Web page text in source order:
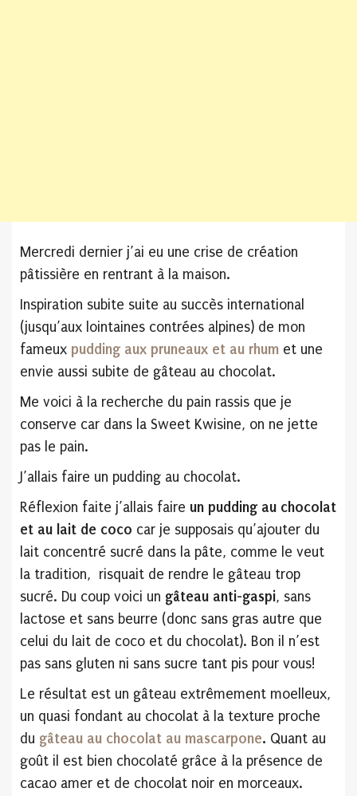
Mercredi dernier j’ai eu une crise de création
pâtissière en rentrant à la maison.
Inspiration subite suite au succès international
(jusqu’aux lointaines contrées alpines) de mon
fameux pudding aux pruneaux et au rhum et une
envie aussi subite de gâteau au chocolat.
Me voici à la recherche du pain rassis que je
conserve car dans la Sweet Kwisine, on ne jette
pas le pain.
J’allais faire un pudding au chocolat.
Réflexion faite j’allais faire un pudding au chocolat
et au lait de coco car je supposais qu’ajouter du
lait concentré sucré dans la pâte, comme le veut
la tradition, risquait de rendre le gâteau trop
sucré. Du coup voici un gâteau anti-gaspi, sans
lactose et sans beurre (donc sans gras autre que
celui du lait de coco et du chocolat). Bon il n’est
pas sans gluten ni sans sucre tant pis pour vous!
Le résultat est un gâteau extrêmement moelleux,
un quasi fondant au chocolat à la texture proche
du gâteau au chocolat au mascarpone. Quant au
goût il est bien chocolaté grâce à la présence de
cacao amer et de chocolat noir en morceaux.